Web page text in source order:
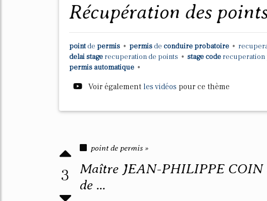
récupération des
pointde permis • permisde conduire probatoire •
delai stage recuperationde points • stage code recuperation
permis automatique •
Voir également les vidéos pour ce thème
3
point de permis »
Maître JEAN-PHILIPPE COIN
de ...